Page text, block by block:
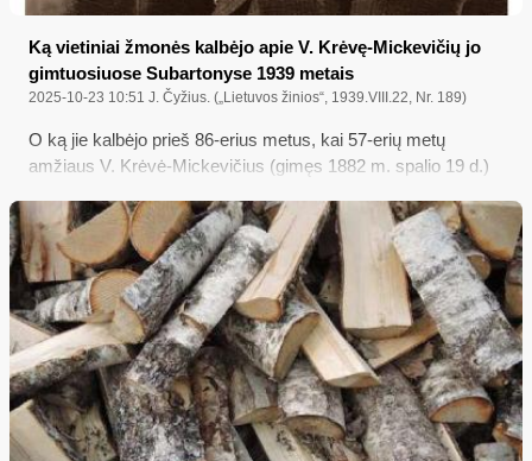
Ką vietiniai žmonės kalbėjo apie V. Krėvę-Mickevičių jo
gimtuosiuose Subartonyse 1939 metais
2025-10-23 10:51 J. Čyžius. („Lietuvos žinios“, 1939.VIII.22, Nr. 189)
O ką jie kalbėjo prieš 86-erius metus, kai 57-erių metų
amžiaus V. Krėvė-Mickevičius (gimęs 1882 m. spalio 19 d.)
1939 metų rugpjūčio 22 dienos laikraštyje „Lietuvos žinios“
paskelbtame korespondento J. Čyžiaus straipsnyje „Ką
liaudis kalba apie mūsų didįjį rašytoją. Krėvės-Mickevičiaus
gimtajam sodžiuje“, kurį mums parūpino varėniškis
Gediminas Jakavonis ir kurį publikuojame šio „Merkio krašto“
5 puslapyje...